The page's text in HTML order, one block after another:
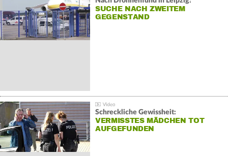
SUCHE NACH ZWEITEM
GEGENSTAND
Schreckliche Gewissheit:
VERMISSTES MÄDCHEN TOT
AUFGEFUNDEN